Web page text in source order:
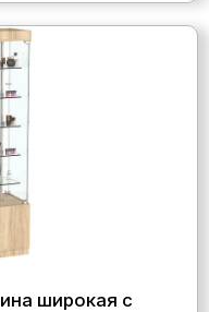
широкая с